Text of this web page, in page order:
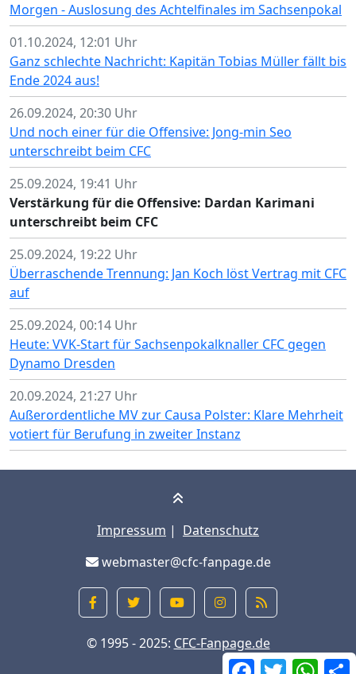
Facebook
Twitter
Morgen - Auslosung des Achtelfinales im Sachsenpokal
01.10.2024, 12:01 Uhr
Ganz schlechte Nachricht: Kapitän Tobias Müller fällt bis
Ende 2024 aus!
26.09.2024, 20:30 Uhr
Und noch einer für die Offensive: Jong-min Seo
unterschreibt beim CFC
25.09.2024, 19:41 Uhr
Verstärkung für die Offensive: Dardan Karimani
unterschreibt beim CFC
25.09.2024, 19:22 Uhr
Überraschende Trennung: Jan Koch löst Vertrag mit CFC
auf
25.09.2024, 00:14 Uhr
Heute: VVK-Start für Sachsenpokalknaller CFC gegen
Dynamo Dresden
20.09.2024, 21:27 Uhr
Außerordentliche MV zur Causa Polster: Klare Mehrheit
votiert für Berufung in zweiter Instanz
Impressum | Datenschutz
webmaster@cfc-fanpage.de
© 1995 - 2025: CFC-Fanpage.de